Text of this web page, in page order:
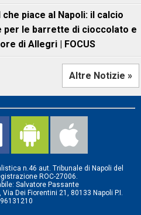
piace al Napoli: il calcio
per le barrette di cioccolato e
di Allegri | FOCUS
Altre Notizie »
n.46 aut. Tribunale di Napoli del
ROC-27006.
Salvatore Passante
Dei Fiorentini 21, 80133 Napoli P.I.